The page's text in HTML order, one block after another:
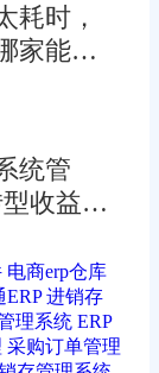
耗时，
家能自
统管
收益有
电商erp仓库
ERP 进销存
理系统 ERP
采购订单管理